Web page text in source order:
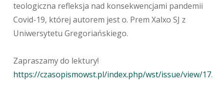
teologiczna refleksja nad konsekwencjami pandemii
Covid-19, której autorem jest o. Prem Xalxo SJ z
Uniwersytetu Gregoriańskiego.
Zapraszamy do lektury!
https://czasopismowst.pl/index.php/wst/issue/view/17.